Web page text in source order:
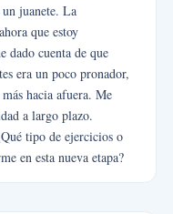
juanete. La
que estoy
dado cuenta de que
era un poco pronador,
hacia afuera. Me
a largo plazo.
tipo de ejercicios o
en esta nueva etapa?